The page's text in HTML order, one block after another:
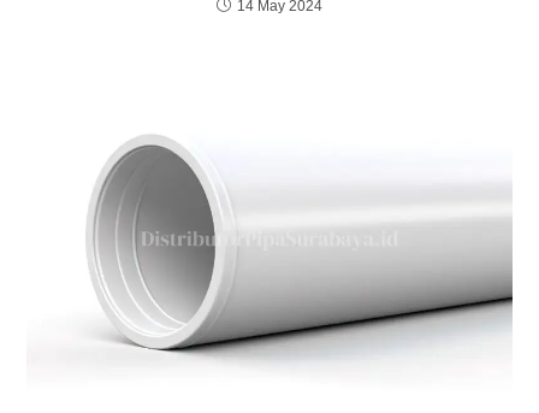
14 May 2024